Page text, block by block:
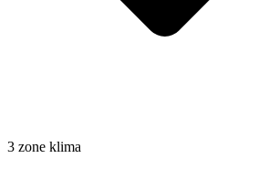
3 zone klima